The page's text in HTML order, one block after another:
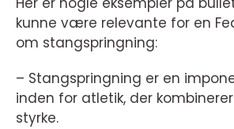
kunne være relevante for en
om stangspringning:
– Stangspringning er en
inden for atletik, der
styrke.